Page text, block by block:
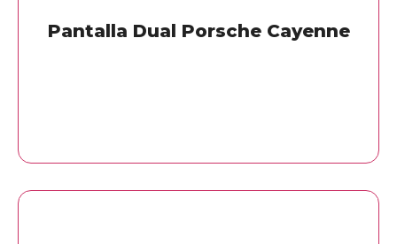
Pantalla Dual Porsche Cayenne